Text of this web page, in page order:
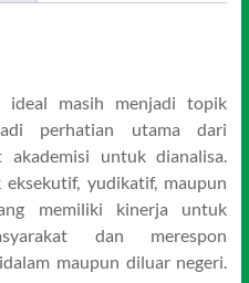
ideal masih menjadi topik
perhatian utama dari
akademisi untuk dianalisa.
yudikatif, maupun
memiliki kinerja untuk
dan merespon
maupun diluar negeri.